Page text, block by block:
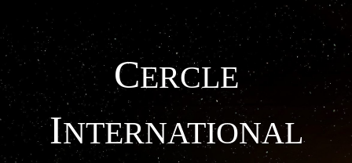
CERCLE
INTERNATIONAL